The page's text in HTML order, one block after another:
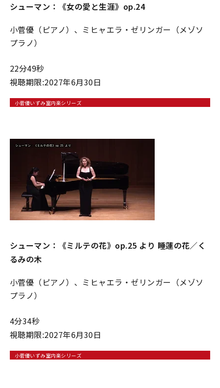
シューマン：《⼥の愛と⽣涯》op.24
小菅優（ピアノ）、ミヒャエラ・ゼリンガー（メゾソ
プラノ）
22分49秒
視聴期限:2027年6月30日
小菅優いずみ室内楽シリーズ
シューマン：《ミルテの花》op.25 より 睡蓮の花／く
るみの⽊
小菅優（ピアノ）、ミヒャエラ・ゼリンガー（メゾソ
プラノ）
4分34秒
視聴期限:2027年6月30日
小菅優いずみ室内楽シリーズ